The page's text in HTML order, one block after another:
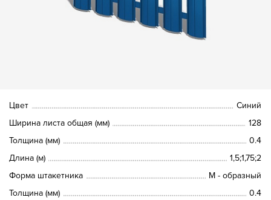
Цвет
Синий
Ширина листа общая (мм)
128
Толщина (мм)
0.4
Длина (м)
1,5;1,75;2
Форма штакетника
М - образный
Толщина (мм)
0.4